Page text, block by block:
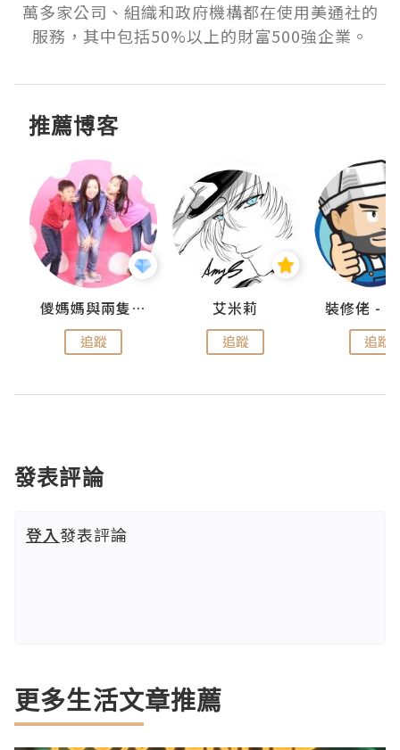
萬多家公司、組織和政府機構都在使用美通社的
服務，其中包括50%以上的財富500強企業。
推薦博客
儍媽媽與兩隻小魔怪之家
追蹤
艾米莉
追蹤 追蹤
發表評論
登入發表評論
更多生活文章推薦